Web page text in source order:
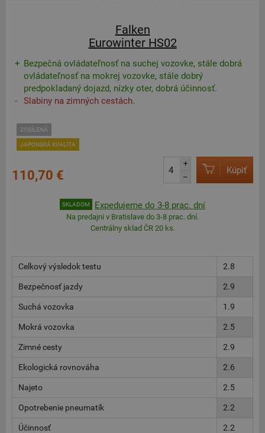
Falken
Eurowinter HS02
Bezpečná ovládateľnosť na suchej vozovke, stále dobrá
ovládateľnosť na mokrej vozovke, stále dobrý
predpokladaný dojazd, nízky oter, dobrá účinnosť.
Slabiny na zimných cestách.
ZOSÍLENÁ
JAPONSKÁ KVALITA
110,70 €
+
–
Kúpiť
SKLADOM Expedujeme do 3-8 prac. dní
Na predajni v Bratislave do 3-8 prac. dní.
Centrálny sklad ČR 20 ks.
Celkový výsledok testu 2.8
Bezpečnosť jazdy 2.9
Suchá vozovka 1.9
Mokrá vozovka 2.5
Zimné cesty 2.9
Ekologická rovnováha 2.6
Najeto 2.5
Opotrebenie pneumatík 2.2
Účinnosť 2.2